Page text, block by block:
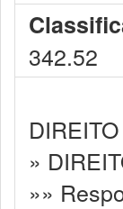
342.52
»
»»